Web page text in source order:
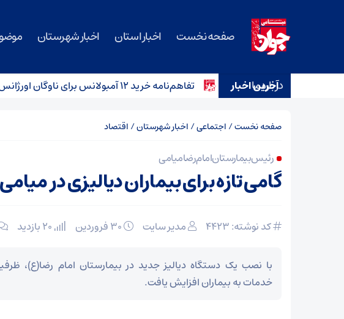
صفحه نخست اخبار استان اخبار شهرستان
درباره ما
آخرین اخبار تفاهم‌نامه خرید ۱۲ آمبولانس برای ناوگان اورژانس سمنان امضا شد
صفحه نخست/ اجتماعی/ اخبار شهرستان/ اقتصاد
رئیس بیمارستان امام رضا میامی
گامی تازه برای بیماران دیالیزی در میامی
کد نوشته: 4423 مدیر سایت
با نصب یک دستگاه دیالیز جدید در بیمارستان امام رضا(ع)،
خدمات به بیماران افزایش یافت.